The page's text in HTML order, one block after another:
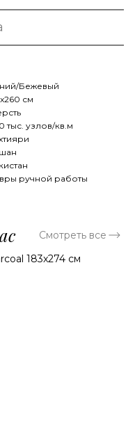
Бежевый
см
тыс. узлов/кв.м
ручной работы
Смотреть все